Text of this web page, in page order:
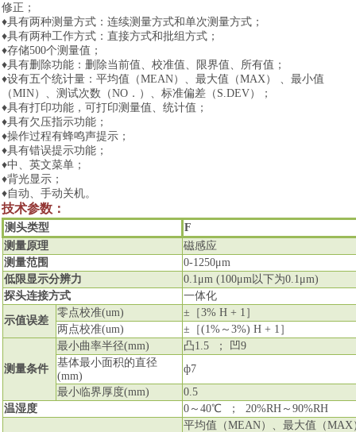
修正；
♦具有两种测量方式：连续测量方式和单次测量方式；
♦具有两种工作方式：直接方式和批组方式；
♦存储500个测量值；
♦具有删除功能：删除当前值、校准值、限界值、所有值；
♦设有五个统计量：平均值（MEAN）、最大值（MAX ）
、最小值
（MIN）、测试次数（NO ．）、标准偏差（ S.DEV）；
♦具有打印功能， 可打印测量值、统计值；
♦具有欠压指示功能；
♦操作过程有蜂鸣声提示；
♦具有错误提示功能；
♦中、英文菜单；
♦背光显示；
♦自动、手动关机。
技术参数：
测头类型
F
测量原理
磁感应
测量范围
0-1250μm
低限显示分辨力
0.1μm (100μm 以下为0.1μm)
探头连接方式
一体化
示值误差
零点校准(um) ±［3% H + 1 ］
两点校准(um) ±［(1% ～ 3%) H + 1 ］
测量条件
最小曲率半径(mm) 凸1.5 ； 凹9
基体最小面积的直径
(mm)
ф7
最小临界厚度(mm)
0.5
温湿度
0 ～ 40℃ ； 20%RH ～ 90%RH
平均值（MEAN）、最大值（MAX